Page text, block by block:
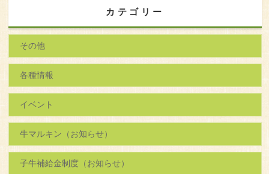
カテゴリー
その他
各種情報
イベント
牛マルキン（お知らせ）
子牛補給金制度（お知らせ）